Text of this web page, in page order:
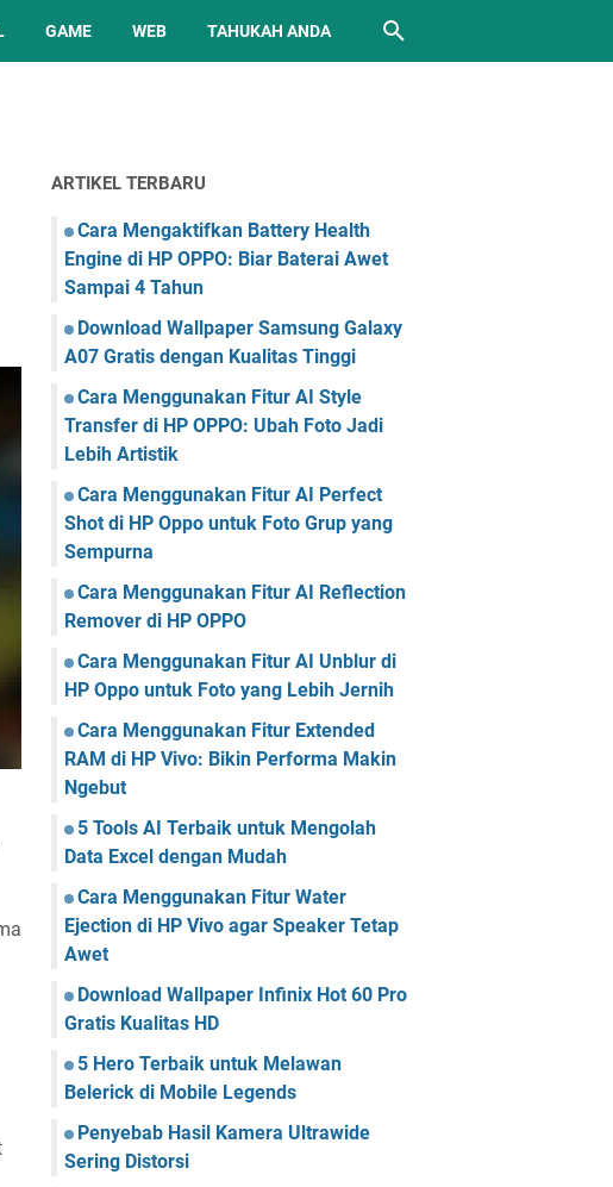
GAME WEB TAHUKAH ANDA
ARTIKEL TERBARU
Cara Mengaktifkan Battery Health
Engine di HP OPPO: Biar Baterai Awet
Sampai 4 Tahun
Download Wallpaper Samsung Galaxy
A07 Gratis dengan Kualitas Tinggi
Cara Menggunakan Fitur AI Style
Transfer di HP OPPO: Ubah Foto Jadi
Lebih Artistik
Cara Menggunakan Fitur AI Perfect
Shot di HP Oppo untuk Foto Grup yang
Sempurna
Cara Menggunakan Fitur AI Reflection
Remover di HP OPPO
Cara Menggunakan Fitur AI Unblur di
HP Oppo untuk Foto yang Lebih Jernih
Cara Menggunakan Fitur Extended
RAM di HP Vivo: Bikin Performa Makin
Ngebut
5 Tools AI Terbaik untuk Mengolah
Data Excel dengan Mudah
Cara Menggunakan Fitur Water
Ejection di HP Vivo agar Speaker Tetap
Awet
Download Wallpaper Infinix Hot 60 Pro
Gratis Kualitas HD
5 Hero Terbaik untuk Melawan
Belerick di Mobile Legends
Penyebab Hasil Kamera Ultrawide
Sering Distorsi